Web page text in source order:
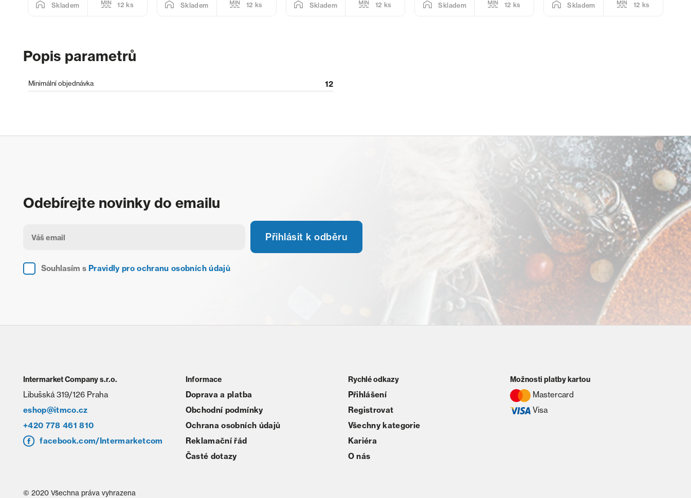
Skladem 12 ks Skladem 12 ks Skladem 12 ks Skladem 12 ks Skladem 12 ks
Popis parametrů
Minimální objednávka 12
Odebírejte novinky do emailu
Souhlasím s Pravidly pro ochranu osobních údajů
Přihlásit k odběru
Intermarket Company s.r.o.
Libušská 319/126 Praha
eshop@itmco.cz
+420 778 461 810
facebook.com/Intermarketcom
Informace
Doprava a platba
Obchodní podmínky
Ochrana osobních údajů
Reklamační řád
Časté dotazy
Rychlé odkazy
Přihlášení
Registrovat
Všechny kategorie
Kariéra
O nás
Možnosti platby kartou
Mastercard
Visa
© 2020 Všechna práva vyhrazena